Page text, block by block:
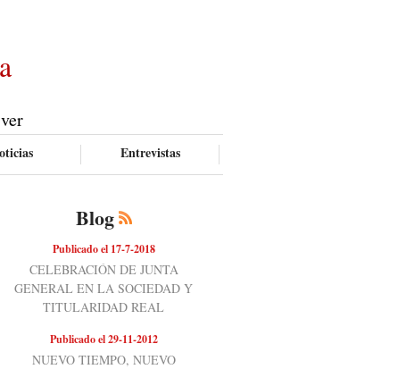
Entrevistas
Blog
Publicado el 17-7-2018
CELEBRACIÓN DE JUNTA
GENERAL EN LA SOCIEDAD Y
TITULARIDAD REAL
Publicado el 29-11-2012
NUEVO TIEMPO, NUEVO